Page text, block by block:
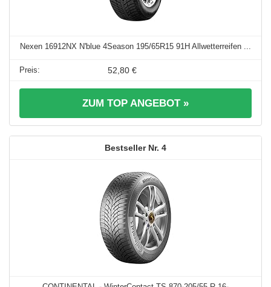
Nexen 16912NX N'blue 4Season 195/65R15 91H Allwetterreifen ...
52,80 €
ZUM TOP ANGEBOT »
4